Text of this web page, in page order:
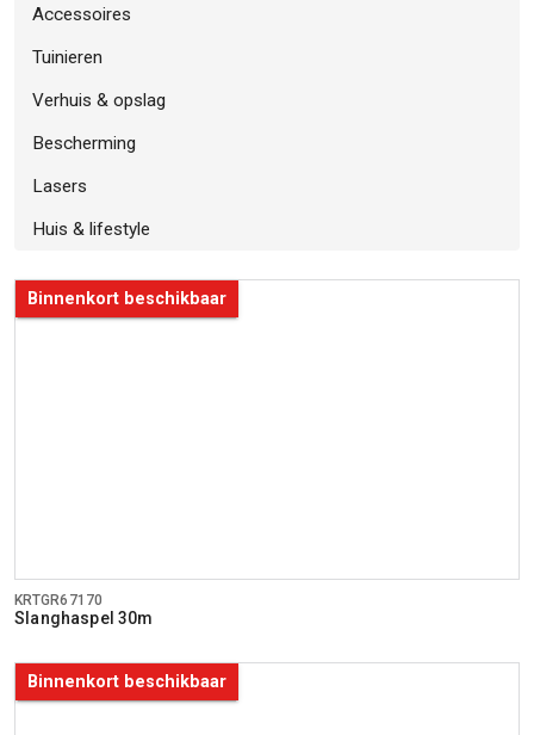
Accessoires
Tuinieren
Verhuis & opslag
Bescherming
Lasers
Huis & lifestyle
Binnenkort beschikbaar
KRTGR67170
Slanghaspel 30m
Binnenkort beschikbaar